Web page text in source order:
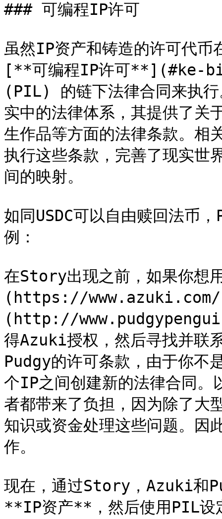
### 可编程IP许可
虽然IP资产和铸造的许可代币
[**可编程IP许可**](#ke-
(PIL) 的链下法律合同来执
实中的法律体系，其提供了关
生作品等方面的法律条款。
执行这些条款，完善了现实
间的映射。
如同USDC可以自由赎回法币
例：
在Story出现之前，如果你
(https://www.azuki.com/
(http://
得Azuki授权，然后寻找并联
Pudgy的许可条款，由于你不
个IP之间创建新的法律合同。
者都带来了负担，因为除了大
知识或资金处理这些问题。因
作。
现在，通过Story，Azuki和
**IP资产**，然后使用PIL设